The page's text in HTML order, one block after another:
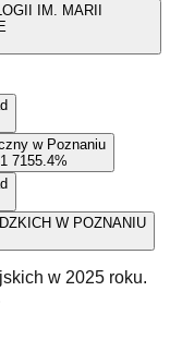
IM. MARII
w Poznaniu
7155.4%
W POZNANIU
w 2025 roku.